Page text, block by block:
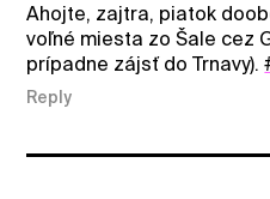
Ahojte, zajtra, piatok
voľné miesta zo Šale cez
prípadne zájsť do Trnavy).
Reply